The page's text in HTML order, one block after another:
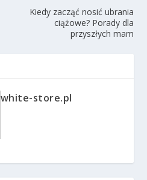
Kiedy zacząć nosić ubrania
ciążowe? Porady dla
przyszłych mam
white-store.pl